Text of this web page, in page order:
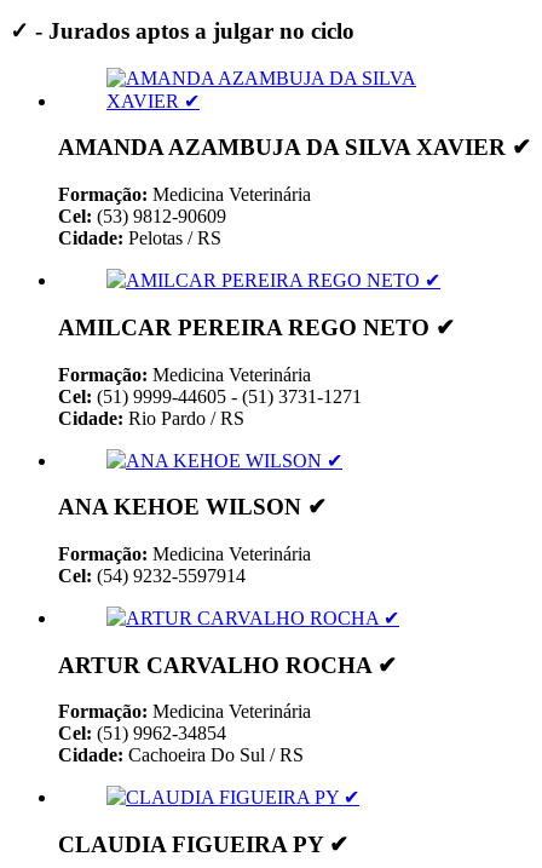
✓ - Jurados aptos a julgar no ciclo
AMANDA AZAMBUJA DA SILVA XAVIER ✔
Formação: Medicina Veterinária
Cel: (53) 9812-90609
Cidade: Pelotas / RS
AMILCAR PEREIRA REGO NETO ✔
Formação: Medicina Veterinária
Cel: (51) 9999-44605 - (51) 3731-1271
Cidade: Rio Pardo / RS
ANA KEHOE WILSON ✔
Formação: Medicina Veterinária
Cel: (54) 9232-5597914
ARTUR CARVALHO ROCHA ✔
Formação: Medicina Veterinária
Cel: (51) 9962-34854
Cidade: Cachoeira Do Sul / RS
CLAUDIA FIGUEIRA PY ✔